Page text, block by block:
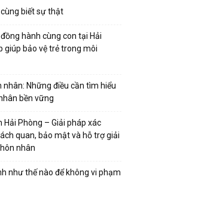
biết sự thật
hành cùng con tại Hải
giúp bảo vệ trẻ trong môi
Những điều cần tìm hiểu
bền vững
Phòng – Giải pháp xác
quan, bảo mật và hỗ trợ giải
nhân
như thế nào để không vi phạm